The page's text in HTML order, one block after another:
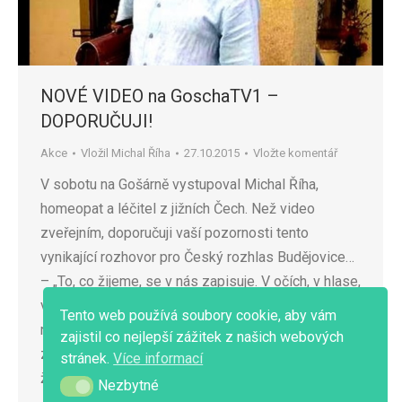
NOVÉ VIDEO na GoschaTV1 –
DOPORUČUJI!
Akce Vložil Michal Říha 27.10.2015 Vložte komentář
V sobotu na Gošárně vystupoval Michal Říha,
homeopat a léčitel z jižních Čech. Než video
zveřejním, doporučuji vaší pozornosti tento
vynikající rozhovor pro Český rozhlas Budějovice…
– „To, co žijeme, se v nás zapisuje. V očích, v hlase,
v držení těla, v čemkoli. A propisuje se to i do
našeho zdraví. Žijeme-li neradostný, zištný,
závistivý nebo špatný život, nemůžeme očekávat,
že budeme vyzařovat něco…
Tento web používá soubory cookie, aby vám
zajistil co nejlepší zážitek z našich webových
stránek.Více informací
NezbytnéNezbytné